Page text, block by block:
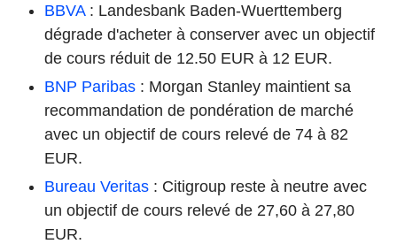
BBVA: Landesbank Baden-Wuerttemberg
dégrade d'acheter à conserver avec un objectif
de cours réduit de 12.50 EUR à 12 EUR.
BNP Paribas : Morgan Stanley maintient sa
recommandation de pondération de marché
avec un objectif de cours relevé de 74 à 82
EUR.
Bureau Veritas : Citigroup reste à neutre avec
un objectif de cours relevé de 27,60 à 27,80
EUR.